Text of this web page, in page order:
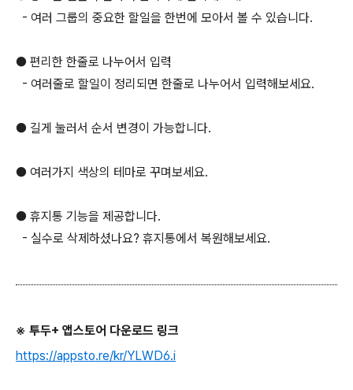
- 여러 그룹의 중요한 할일을 한번에 모아서 볼 수 있습니다.
● 편리한 한줄로 나누어서 입력
- 여러줄로 할일이 정리되면 한줄로 나누어서 입력해보세요.
● 길게 눌러서 순서 변경이 가능합니다.
● 여러가지 색상의 테마로 꾸며보세요.
● 휴지통 기능을 제공합니다.
- 실수로 삭제하셨나요? 휴지통에서 복원해보세요.
※ 투두+ 앱스토어 다운로드 링크
https://appsto.re/kr/YLWD6.i